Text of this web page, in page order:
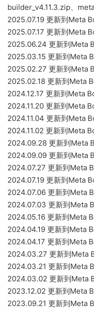
builder_v4.11.3.zip、
2025.07.19 更新到Meta
2025.07.17 更新到Meta
2025.06.24 更新到Meta
2025.03.15 更新到Meta
2025.02.27 更新到Meta
2025.02.18 更新到Meta
2024.12.17 更新到Meta
2024.11.20 更新到Meta
2024.11.04 更新到Meta
2024.11.02 更新到Meta
2024.09.28 更新到Meta
2024.09.09 更新到Meta
2024.07.27 更新到Meta
2024.07.19 更新到Meta
2024.07.06 更新到Meta
2024.07.03 更新到Meta
2024.05.16 更新到Meta
2024.04.19 更新到Meta
2024.04.17 更新到Meta
2024.03.27 更新到Meta
2024.03.21 更新到Meta
2024.03.02 更新到Meta
2023.12.02 更新到Meta
2023.09.21 更新到Meta